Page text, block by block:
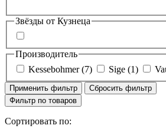
Звёзды от Кузнеца
Производитель
Kessebohmer(7) Sige (1)
Применить фильтр
Сбросить фильтр
Фильтр по товаров
Сортировать по: